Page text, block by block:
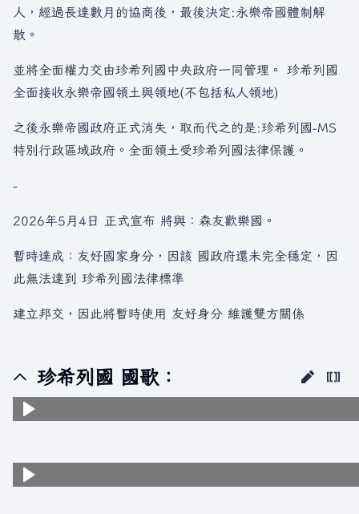
人，經過長達數月的協商後，最後決定:永樂帝國體制解
散。
並將全面權力交由珍希列國中央政府一同管理。 珍希列國
全面接收永樂帝國領土與領地(不包括私人領地)
之後永樂帝國政府正式消失，取而代之的是:珍希列國-MS
特別行政區域政府。全面領土受珍希列國法律保護。
-
2026年5月4日 正式宣布 將與：森友歡樂國。
暫時達成：友好國家身分，因該 國政府還未完全穩定，因
此無法達到 珍希列國法律標準
建立邦交，因此將暫時使用 友好身分 維護雙方關係
珍希列國 國歌：